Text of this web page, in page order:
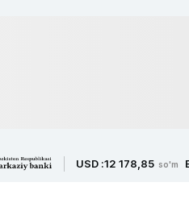
USD :12 178,85 so'm